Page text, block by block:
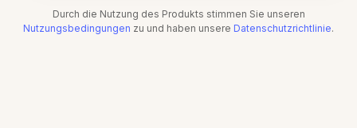
Durch die Nutzung des Produkts stimmen Sie unseren
Nutzungsbedingungen zu und haben unsere Datenschutzrichtlinie.